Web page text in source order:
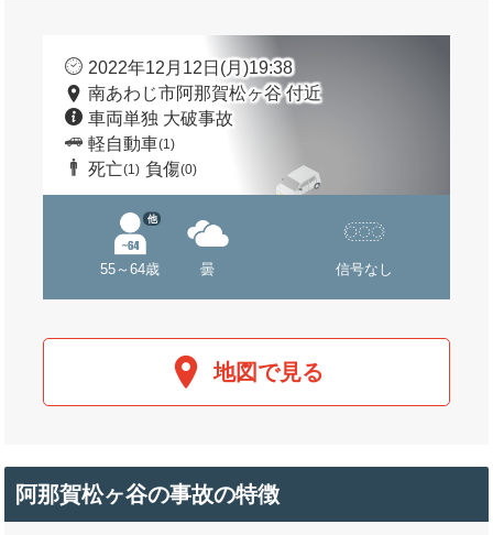
2022年12月12日(月)19:38
南あわじ市阿那賀松ヶ谷 付近
車両単独 大破事故
軽自動車(1)
死亡(1) 負傷(0)
55～64歳
他
曇 信号なし
地図で見る
阿那賀松ヶ谷の事故の特徴